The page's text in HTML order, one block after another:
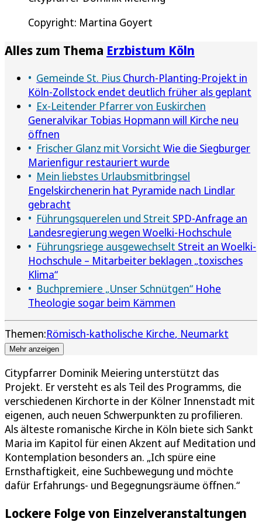
Copyright: Martina Goyert
Alles zum Thema Erzbistum Köln
Gemeinde St. Pius Church-Planting-Projekt in
Köln-Zollstock endet deutlich früher als geplant
Ex-Leitender Pfarrer von Euskirchen
Generalvikar Tobias Hopmann will Kirche neu
öffnen
Frischer Glanz mit Vorsicht Wie die Siegburger
Marienfigur restauriert wurde
Mein liebstes Urlaubsmitbringsel
Engelskirchenerin hat Pyramide nach Lindlar
gebracht
Führungsquerelen und Streit SPD-Anfrage an
Landesregierung wegen Woelki-Hochschule
Führungsriege ausgewechselt Streit an Woelki-
Hochschule – Mitarbeiter beklagen „toxisches
Klima“
Buchpremiere „Unser Schnütgen“ Hohe
Theologie sogar beim Kämmen
Themen:Römisch-katholische Kirche Neumarkt
Mehr anzeigen
Citypfarrer Dominik Meiering unterstützt das
Projekt. Er versteht es als Teil des Programms, die
verschiedenen Kirchorte in der Kölner Innenstadt mit
eigenen, auch neuen Schwerpunkten zu profilieren.
Als älteste romanische Kirche in Köln biete sich Sankt
Maria im Kapitol für einen Akzent auf Meditation und
Kontemplation besonders an. „Ich spüre eine
Ernsthaftigkeit, eine Suchbewegung und möchte
dafür Erfahrungs- und Begegnungsräume öffnen.“
Lockere Folge von Einzelveranstaltungen